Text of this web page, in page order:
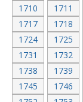
1710
1711
1717
1718
1724
1725
1731
1732
1738
1739
1745
1746